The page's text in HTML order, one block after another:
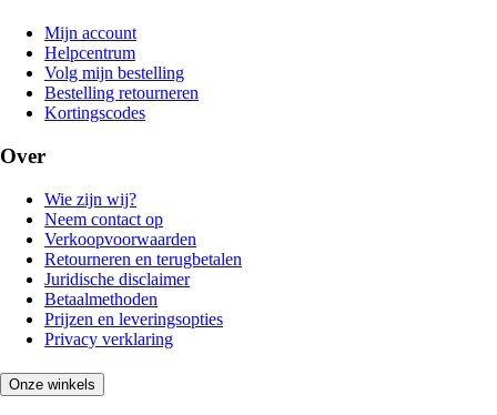
Mijn account
Helpcentrum
Volg mijn bestelling
Bestelling retourneren
Kortingscodes
Over
Wie zijn wij?
Neem contact op
Verkoopvoorwaarden
Retourneren en terugbetalen
Juridische disclaimer
Betaalmethoden
Prijzen en leveringsopties
Privacy verklaring
Onze winkels